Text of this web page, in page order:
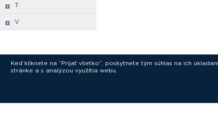
T
V
Keď kliknete na “Prijať všetko”, poskytnete tým súhlas na ich
stránke a s analýzou využitia webu.